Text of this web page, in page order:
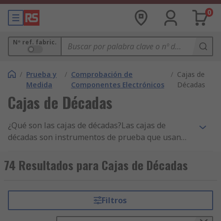
0
Nº ref. fabric.
/ Prueba y
Medida
/ Comprobación de
Componentes Electrónicos
/ Cajas de
Décadas
Cajas de Décadas
¿Qué son las cajas de décadas?Las cajas de
décadas son instrumentos de prueba que usan
inductores para replicar diferentes valores
eléctricos. Se pueden sustituir rápida y
componente de valor estándar. Su capacidad de
configurarse para casi cualquier resistencia,
74 Resultados para Cajas de Décadas
Filtros